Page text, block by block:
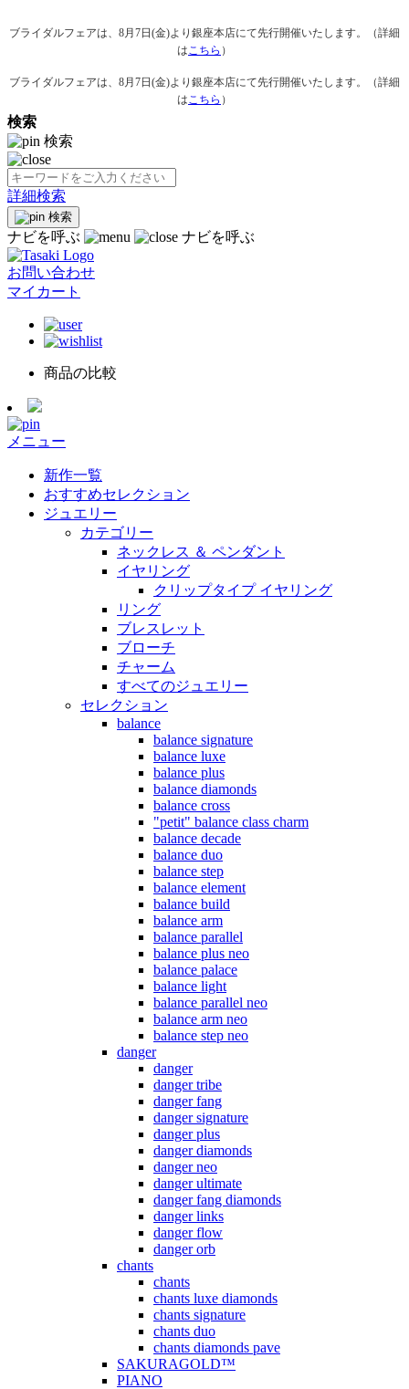
ブライダルフェアは、8月7日(金)より銀座本店にて先行開催いたします。（詳細
はこちら ）
ブライダルフェアは、8月7日(金)より銀座本店にて先行開催いたします。（詳細
はこちら ）
検索
検索
詳細検索
検索
ナビを呼ぶ ナビを呼ぶ
お問い合わせ
マイカート
商品の比較
メニュー
新作一覧
おすすめセレクション
ジュエリー
カテゴリー
ネックレス ＆ ペンダント
イヤリング
クリップタイプ イヤリング
リング
ブレスレット
ブローチ
チャーム
すべてのジュエリー
セレクション
balance
balance signature
balance luxe
balance plus
balance diamonds
balance cross
"petit" balance class charm
balance decade
balance duo
balance step
balance element
balance build
balance arm
balance parallel
balance plus neo
balance palace
balance light
balance parallel neo
balance arm neo
balance step neo
danger
danger
danger tribe
danger fang
danger signature
danger plus
danger diamonds
danger neo
danger ultimate
danger fang diamonds
danger links
danger flow
danger orb
chants
chants
chants luxe diamonds
chants signature
chants duo
chants diamonds pave
SAKURAGOLD™
PIANO